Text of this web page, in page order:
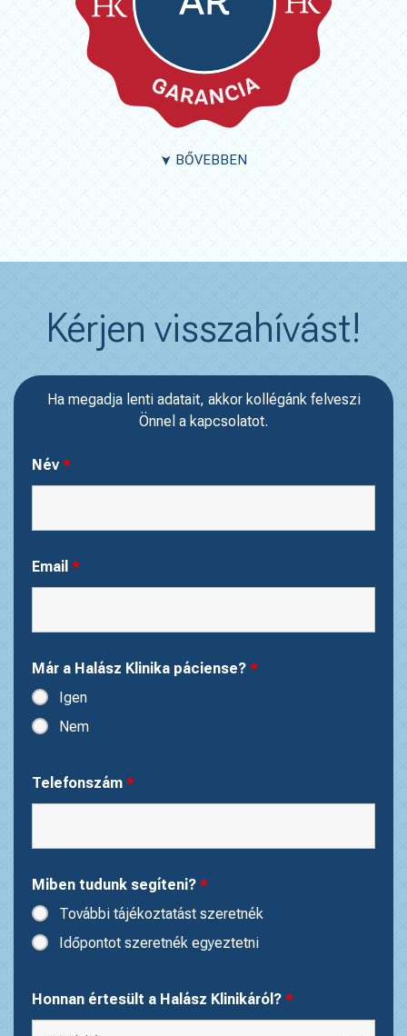
➤ BŐVEBBEN
Kérjen visszahívást!
Ha megadja lenti adatait, akkor kollégánk felveszi
Önnel a kapcsolatot.
Név *
Email *
Már a Halász Klinika páciense? *
Igen
Nem
Telefonszám *
Miben tudunk segíteni? *
További tájékoztatást szeretnék
Időpontot szeretnék egyeztetni
Honnan értesült a Halász Klinikáról? *